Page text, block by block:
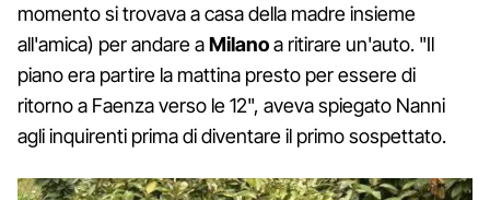
momento si trovava a casa della madre insieme
all'amica) per andare aMilanoa ritirare un'auto. "Il
piano era partire la mattina presto per essere di
ritorno a Faenza verso le 12", aveva spiegato Nanni
agli inquirenti prima di diventare il primo sospettato.